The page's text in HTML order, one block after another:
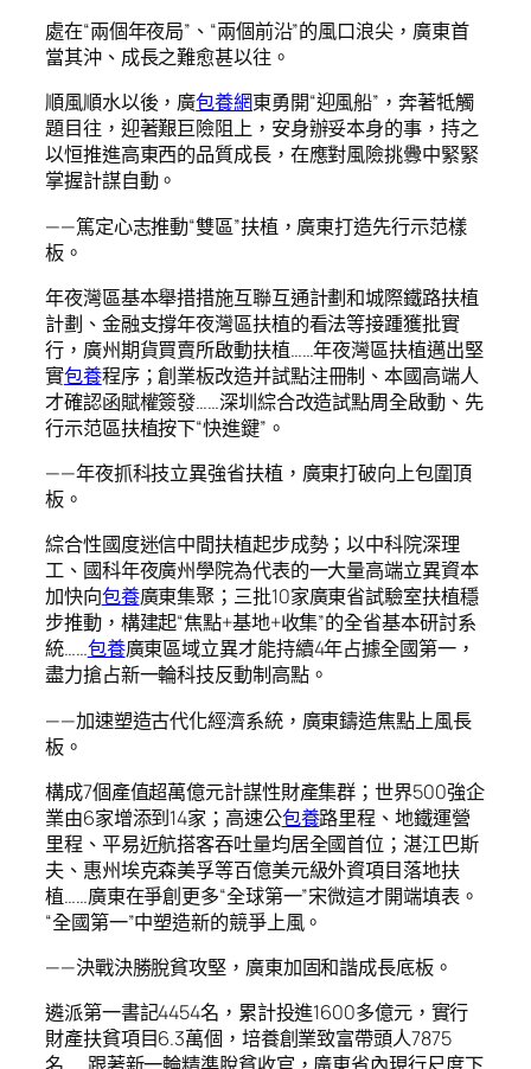
處在“兩個年夜局”、“兩個前沿”的風口浪尖，廣東首
當其沖、成長之難愈甚以往。
順風順水以後，廣包養網東勇開“迎風船”，奔著牴觸
題目往，迎著艱巨險阻上，安身辦妥本身的事，持之
以恒推進高東西的品質成長，在應對風險挑釁中緊緊
掌握計謀自動。
——篤定心志推動“雙區”扶植，廣東打造先行示范樣
板。
年夜灣區基本舉措措施互聯互通計劃和城際鐵路扶植
計劃、金融支撐年夜灣區扶植的看法等接踵獲批實
行，廣州期貨買賣所啟動扶植……年夜灣區扶植邁出堅
實包養程序；創業板改造并試點注冊制、本國高端人
才確認函賦權簽發……深圳綜合改造試點周全啟動、先
行示范區扶植按下“快進鍵”。
——年夜抓科技立異強省扶植，廣東打破向上包圍頂
板。
綜合性國度迷信中間扶植起步成勢；以中科院深理
工、國科年夜廣州學院為代表的一大量高端立異資本
加快向包養廣東集聚；三批10家廣東省試驗室扶植穩
步推動，構建起“焦點+基地+收集”的全省基本研討系
統……包養廣東區域立異才能持續4年占據全國第一，
盡力搶占新一輪科技反動制高點。
——加速塑造古代化經濟系統，廣東鑄造焦點上風長
板。
構成7個產值超萬億元計謀性財產集群；世界500強企
業由6家增添到14家；高速公包養路里程、地鐵運營
里程、平易近航搭客吞吐量均居全國首位；湛江巴斯
夫、惠州埃克森美孚等百億美元級外資項目落地扶
植……廣東在爭創更多“全球第一”宋微這才開端填表。
“全國第一”中塑造新的競爭上風。
——決戰決勝脫貧攻堅，廣東加固和諧成長底板。
遴派第一書記4454名，累計投進1600多億元，實行
財產扶貧項目6.3萬個，培養創業致富帶頭人7875